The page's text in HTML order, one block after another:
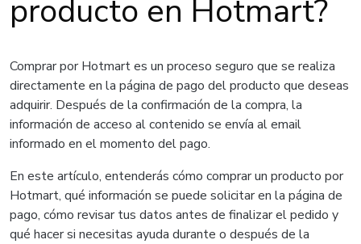
producto en Hotmart?
Comprar por Hotmart es un proceso seguro que se realiza
directamente en la página de pago del producto que deseas
adquirir. Después de la confirmación de la compra, la
información de acceso al contenido se envía al email
informado en el momento del pago.
En este artículo, entenderás cómo comprar un producto por
Hotmart, qué información se puede solicitar en la página de
pago, cómo revisar tus datos antes de finalizar el pedido y
qué hacer si necesitas ayuda durante o después de la